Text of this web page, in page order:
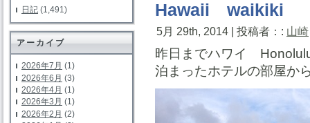
日記 (1,491)
アーカイブ
2026年7月 (1)
2026年6月 (3)
2026年4月 (1)
2026年3月 (1)
2026年2月 (2)
Hawaii waikiki
5月 29th, 2014 | 投稿者：: 山崎
昨日までハワイ
泊まったホテルの部屋か